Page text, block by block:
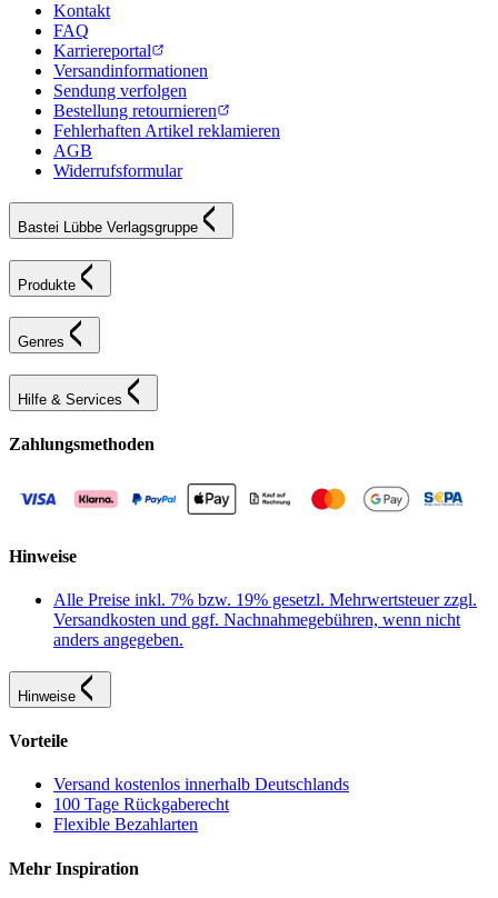
Kontakt
FAQ
Karriereportal
Versandinformationen
Sendung verfolgen
Bestellung retournieren
Fehlerhaften Artikel reklamieren
AGB
Widerrufsformular
Bastei Lübbe Verlagsgruppe
Produkte
Genres
Hilfe & Services
Zahlungsmethoden
Hinweise
Alle Preise inkl. 7% bzw. 19% gesetzl. Mehrwertsteuer zzgl.
Versandkosten und ggf. Nachnahmegebühren, wenn nicht
anders angegeben.
Hinweise
Vorteile
Versand kostenlos innerhalb Deutschlands
100 Tage Rückgaberecht
Flexible Bezahlarten
Mehr Inspiration